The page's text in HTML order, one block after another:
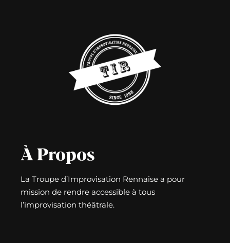
À Propos
La Troupe d’Improvisation Rennaise a pour
mission de rendre accessible à tous
l’improvisation théâtrale.